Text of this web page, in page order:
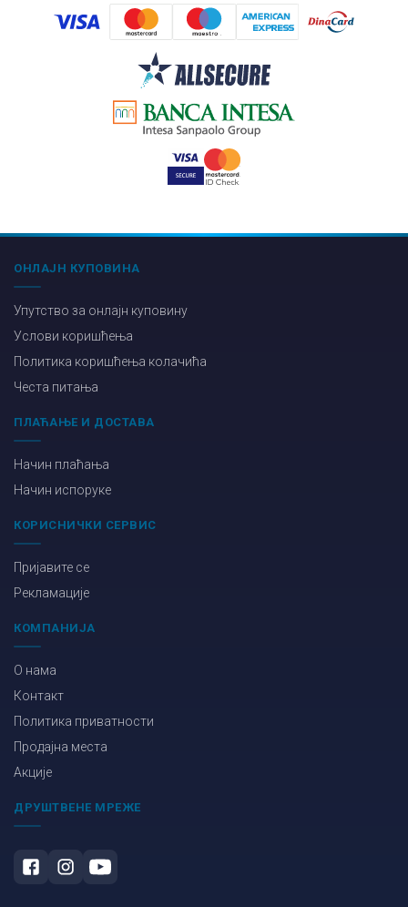
ОНЛАЈН КУПОВИНА
Упутство за онлајн куповину
Услови коришћења
Политика коришћења колачића
Честа питања
ПЛАЋАЊЕ И ДОСТАВА
Начин плаћања
Начин испоруке
КОРИСНИЧКИ СЕРВИС
Пријавите се
Рекламације
КОМПАНИЈА
О нама
Контакт
Политика приватности
Продајна места
Акције
ДРУШТВЕНЕ МРЕЖЕ